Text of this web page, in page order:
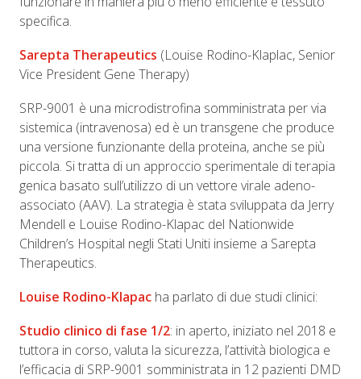
specifica.
Sarepta Therapeutics (Louise Rodino-Klaplac, Senior
Vice President Gene Therapy)
SRP-9001 è una microdistrofina somministrata per via
sistemica (intravenosa) ed è un transgene che produce
una versione funzionante della proteina, anche se più
piccola. Si tratta di un approccio sperimentale di terapia
genica basato sull’utilizzo di un vettore virale adeno-
associato (AAV). La strategia è stata sviluppata da Jerry
Mendell e Louise Rodino-Klapac del Nationwide
Children’s Hospital negli Stati Uniti insieme a Sarepta
Therapeutics.
Louise Rodino-Klapac ha parlato di due studi clinici:
Studio clinico di fase 1/2: in aperto, iniziato nel 2018 e
tuttora in corso, valuta la sicurezza, l’attività biologica e
l’efficacia di SRP-9001 somministrata in 12 pazienti DMD